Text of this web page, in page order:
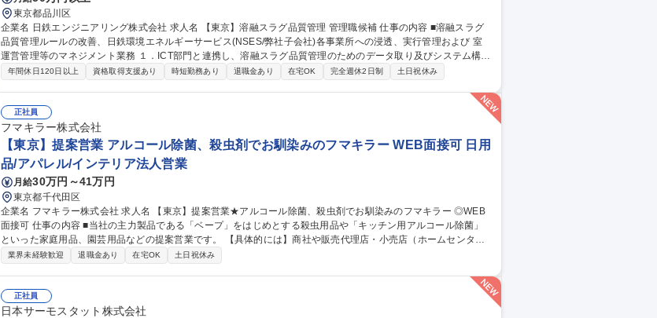
東京都品川区
企業名 日鉄エンジニアリング株式会社 求人名 【東京】溶融スラグ品質管理 管理職候補 仕事の内容 ■溶融スラグ
品質管理ルールの改善、日鉄環境エネルギーサービス(NSES/弊社子会社)各事業所への浸透、実行管理および 室
運営管理等のマネジメント業務 １．ICT部門と連携し、溶融スラグ品質管理のためのデータ取り及びシステム構築
２．NSES本社・各事業所と連携し、弊社が進めるスラグ品質管理業務の落とし込み ３．スラグ品質トラブルが
職種 【東京】溶融スラグ品質管理 管理職候補
年間休日120日以上 資格取得支援あり 時短勤務あり 退職金あり 在宅OK 完全週休2日制 土日祝休み
正社員
フマキラー株式会社
【東京】提案営業 アルコール除菌、殺虫剤でお馴染みのフマキラー WEB面接可 日用
品/アパレル/インテリア法人営業
月給30万円～41万円
東京都千代田区
企業名 フマキラー株式会社 求人名 【東京】提案営業★アルコール除菌、殺虫剤でお馴染みのフマキラー ◎WEB
面接可 仕事の内容 ■当社の主力製品である「ベープ」をはじめとする殺虫用品や「キッチン用アルコール除菌」
といった家庭用品、園芸用品などの提案営業です。 【具体的には】商社や販売代理店・小売店（ホームセンタ
ー、スーパー ドラッグストア等 ）への本部商談と店頭での販売促進を中心に担っていただきます。市場や販売動
暮らしを守ることに直結するやりがいのある営業です ■弊社は海外でも殺虫剤事業を展開しております。将来的に
は海外営業としてのキャリア構築も可能です。 募集職種 【東京】提案営業★アルコール除菌、殺虫剤でお馴染み
のフマキラー ◎WEB面接可
業界未経験歓迎 退職金あり 在宅OK 土日祝休み
正社員
日本サーモスタット株式会社